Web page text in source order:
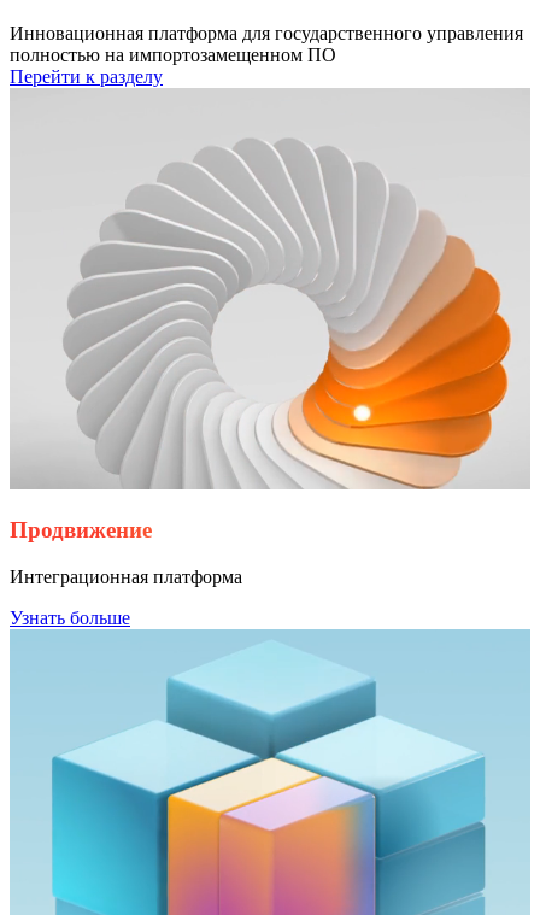
Инновационная платформа для государственного управления
полностью на импортозамещенном ПО
Перейти к разделу
Продвижение
Интеграционная платформа
Узнать больше